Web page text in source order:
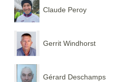
Claude Peroy
Gerrit Windhorst
Gérard Deschamps